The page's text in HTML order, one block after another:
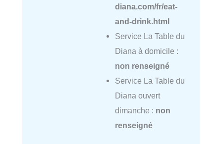
diana.com/fr/eat-
and-drink.html
Service La Table du
Diana à domicile :
non renseigné
Service La Table du
Diana ouvert
dimanche : non
renseigné